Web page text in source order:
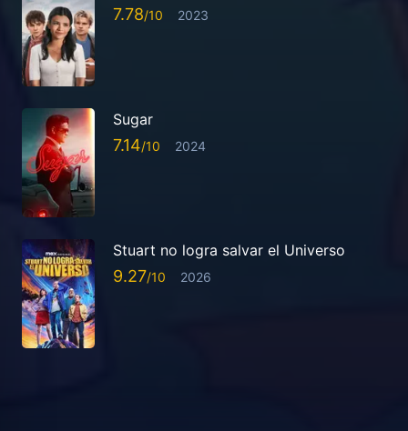
7.78 2023
Sugar
7.14 2024
Stuart no logra salvar el Universo
9.27 2026